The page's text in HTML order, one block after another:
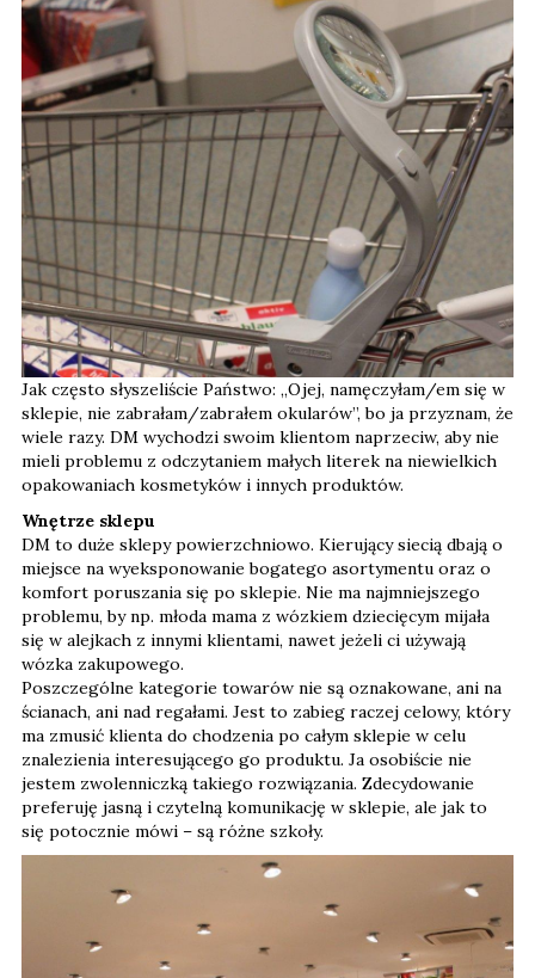
Jak często słyszeliście Państwo: „Ojej, namęczyłam/em się w
sklepie, nie zabrałam/zabrałem okularów”, bo ja przyznam, że
wiele razy. DM wychodzi swoim klientom naprzeciw, aby nie
mieli problemu z odczytaniem małych literek na niewielkich
opakowaniach kosmetyków i innych produktów.
Wnętrze sklepu
DM to duże sklepy powierzchniowo. Kierujący siecią dbają o
miejsce na wyeksponowanie bogatego asortymentu oraz o
komfort poruszania się po sklepie. Nie ma najmniejszego
problemu, by np. młoda mama z wózkiem dziecięcym mijała
się w alejkach z innymi klientami, nawet jeżeli ci używają
wózka zakupowego.
Poszczególne kategorie towarów nie są oznakowane, ani na
ścianach, ani nad regałami. Jest to zabieg raczej celowy, który
ma zmusić klienta do chodzenia po całym sklepie w celu
znalezienia interesującego go produktu. Ja osobiście nie
jestem zwolenniczką takiego rozwiązania. Zdecydowanie
preferuję jasną i czytelną komunikację w sklepie, ale jak to
się potocznie mówi – są różne szkoły.